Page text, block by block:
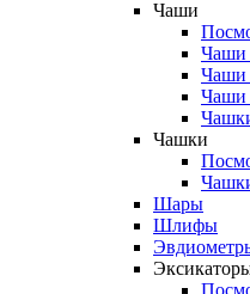
Чаши
Чаши
Чаши
Чаши
Чашки
Шары
Шлифы